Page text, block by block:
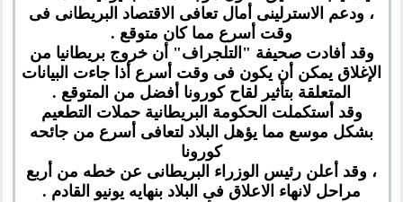
، ودعم الاسترلينى أمال تعافى الاقتصاد البريطانى فى
وقت أسرع مما كان متوقع .
وقد أفادت صحيفة "التلجراف" أن خروج بريطانيا من
الإغلاق يمكن أن يكون فى وقت أسرع أذا جاءت البيانات
المتعلقة بتأثير لقاح كورونا أفضل من المتوقع .
وقد أستكملت الحكومة البريطانية حملات التطعيم
بشكل موسع مما يؤهل البلاد لتعافى أسرع من جائحه
كورونا
، وقد أعلن رئيس الوزراء البريطانى عن خطه من أربع
مراحل لانهاء الاعلاق فى البلاد بنهايه يونيو القادم .